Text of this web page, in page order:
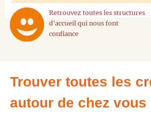
Retrouvez toutes les structures
d'accueil qui nous font
confiance
Trouver toutes les
autour de chez vous